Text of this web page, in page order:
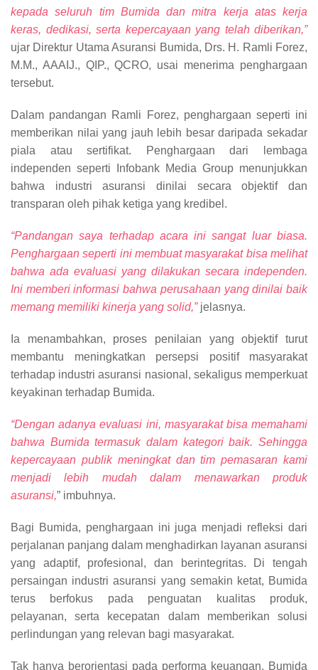
kepada seluruh tim Bumida dan mitra kerja atas kerja
keras, dedikasi, serta kepercayaan yang telah diberikan,”
ujar Direktur Utama Asuransi Bumida, Drs. H. Ramli Forez,
M.M., AAAIJ., QIP., QCRO, usai menerima penghargaan
tersebut.
Dalam pandangan Ramli Forez, penghargaan seperti ini
memberikan nilai yang jauh lebih besar daripada sekadar
piala atau sertifikat. Penghargaan dari lembaga
independen seperti Infobank Media Group menunjukkan
bahwa industri asuransi dinilai secara objektif dan
transparan oleh pihak ketiga yang kredibel.
“Pandangan saya terhadap acara ini sangat luar biasa.
Penghargaan seperti ini membuat masyarakat bisa melihat
bahwa ada evaluasi yang dilakukan secara independen.
Ini memberi informasi bahwa perusahaan yang dinilai baik
memang memiliki kinerja yang solid,”jelasnya.
Ia menambahkan, proses penilaian yang objektif turut
membantu meningkatkan persepsi positif masyarakat
terhadap industri asuransi nasional, sekaligus memperkuat
keyakinan terhadap Bumida.
“Dengan adanya evaluasi ini, masyarakat bisa memahami
bahwa Bumida termasuk dalam kategori baik. Sehingga
kepercayaan publik meningkat dan tim pemasaran kami
menjadi lebih mudah dalam menawarkan produk
asuransi,” imbuhnya.
Bagi Bumida, penghargaan ini juga menjadi refleksi dari
perjalanan panjang dalam menghadirkan layanan asuransi
yang adaptif, profesional, dan berintegritas. Di tengah
persaingan industri asuransi yang semakin ketat, Bumida
terus berfokus pada penguatan kualitas produk,
pelayanan, serta kecepatan dalam memberikan solusi
perlindungan yang relevan bagi masyarakat.
Tak hanya berorientasi pada performa keuangan, Bumida